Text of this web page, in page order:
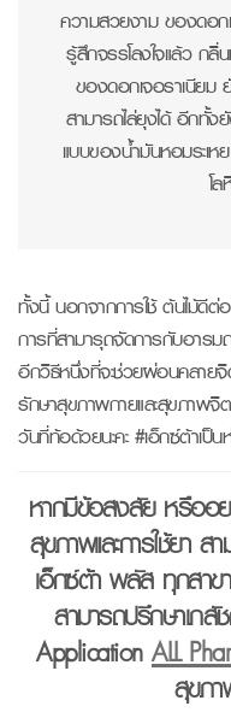
ความสวยงาม ของดอก
รู้สึกจรรโลงใจแล้ว ก
ของดอกเจอราเนียม
สามารถไล่ยุงได้ อีกทั้ง
แบบของน้ำมันหอมระเห
โ
ทั้งนี้ นอกจากการใช้ ต้นไม้ดีต่
การที่สามารุถจัดการกับอารม
อีกวิธีหนึ่งที่จะช่วยผ่อนคลายจิ
รักษาสุขภาพกายและสุขภาพ
วันที่ท้อด้วยนะคะ #เอ็กซ์ต้าเป็น
หากมีข้อสงสัย หรืออย
สุขภาพและการใช้ยา ส
เอ็กซ์ต้า พลัส ทุกสาข
สามารถปรึกษาเภ
ApplicationALL
สุขภา